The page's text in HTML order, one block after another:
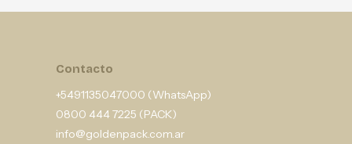
Contacto
+5491135047000 (WhatsApp)
0800 444 7225 (PACK)
info@goldenpack.com.ar